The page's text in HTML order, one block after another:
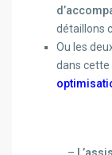
détaillons
Ou les
dans cette